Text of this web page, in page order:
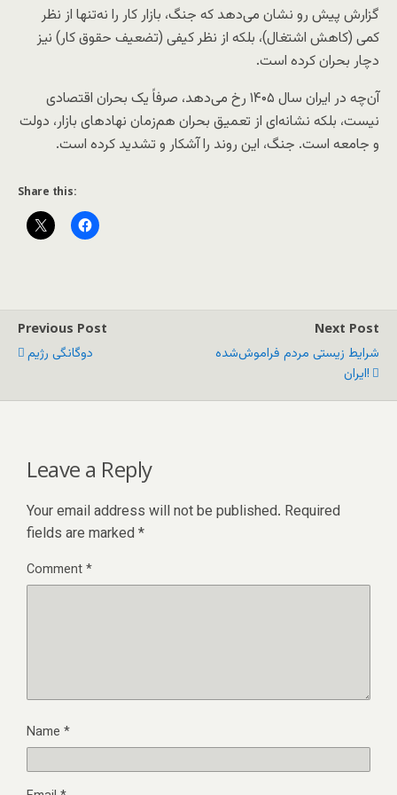
گزارش پیش رو نشان می‌دهد که جنگ، بازار کار را نه‌تنها از نظر
کمی (کاهش اشتغال)، بلکه از نظر کیفی (تضعیف حقوق کار) نیز
دچار بحران کرده است.
آن‌چه در ایران سال ۱۴۰۵ رخ می‌دهد، صرفاً یک بحران اقتصادی
نیست، بلکه نشانه‌ای از تعمیق بحران هم‌زمان نهادهای بازار، دولت
و جامعه است. جنگ، این روند را آشکار و تشدید کرده است.
Share this:
Previous Post
دوگانگی رژیم
Next Post
شرایط زیستی مردم فراموش‌شده
ایران!
Leave a Reply
Your email address will not be published. Required
fields are marked *
Comment*
Name *